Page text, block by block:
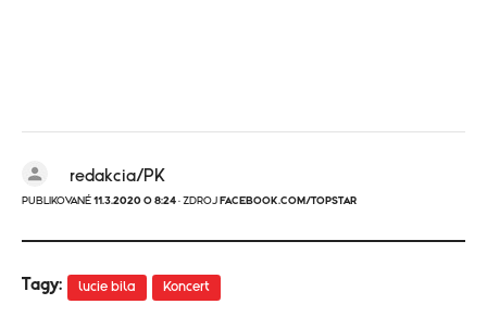
redakcia/PK
PUBLIKOVANÉ 11.3.2020 O 8:24 · ZDROJ FACEBOOK.COM/TOPSTAR
Tagy: lucie bila Koncert